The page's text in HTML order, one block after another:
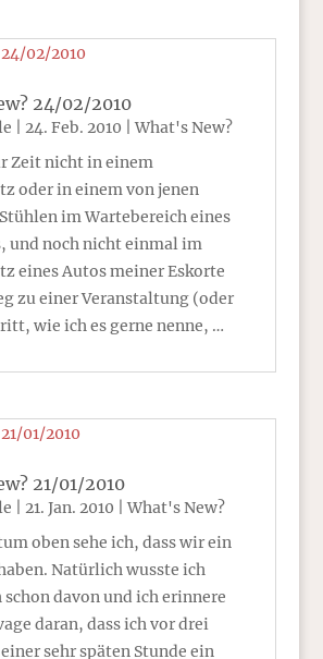
24/02/2010
24. Feb. 2010 |What's New?
Zeit nicht in einem
oder in einem von jenen
im Wartebereich eines
und noch nicht einmal im
eines Autos meiner Eskorte
zu einer Veranstaltung (oder
wie ich es gerne nenne, …
21/01/2010
21. Jan. 2010 |What's New?
oben sehe ich, dass wir ein
Natürlich wusste ich
davon und ich erinnere
daran, dass ich vor drei
sehr späten Stunde ein